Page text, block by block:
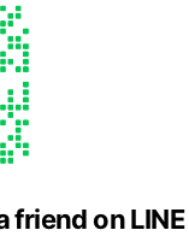
ストランとしてお立
friend on LINE